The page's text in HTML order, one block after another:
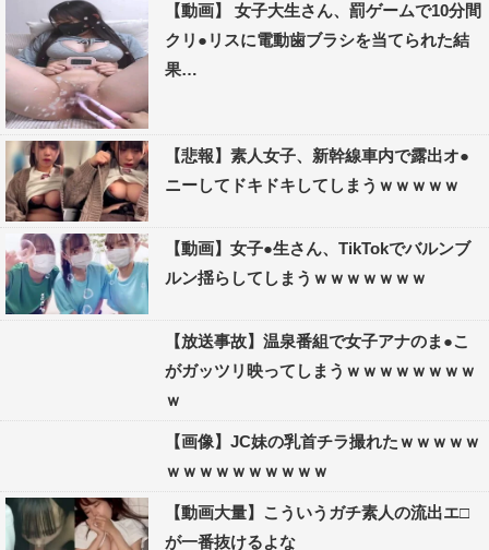
【動画】 女子大生さん、罰ゲームで10分間
クリ●リスに電動歯ブラシを当てられた結
果…
【悲報】素人女子、新幹線車内で露出オ●
ニーしてドキドキしてしまうｗｗｗｗｗ
【動画】女子●生さん、TikTokでバルンブ
ルン揺らしてしまうｗｗｗｗｗｗｗ
【放送事故】温泉番組で女子アナのま●こ
がガッツリ映ってしまうｗｗｗｗｗｗｗｗ
ｗ
【画像】JC妹の乳首チラ撮れたｗｗｗｗｗ
ｗｗｗｗｗｗｗｗｗｗ
【動画大量】こういうガチ素人の流出エ□
が一番抜けるよな